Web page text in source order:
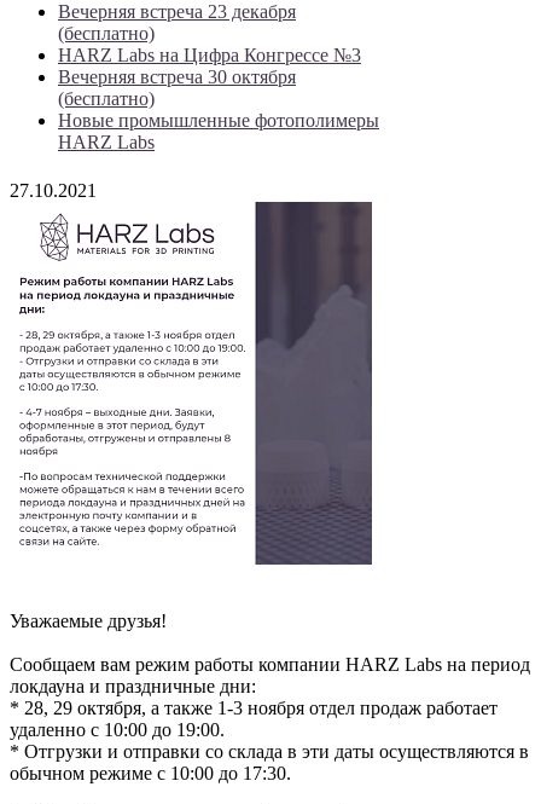
Вечерняя встреча 23 декабря
(бесплатно)
HARZ Labs на Цифра Конгрессе №3
Вечерняя встреча 30 октября
(бесплатно)
Новые промышленные фотополимеры
HARZ Labs
27.10.2021
Уважаемые друзья!
Сообщаем вам режим работы компании HARZ Labs на период
локдауна и праздничные дни:
* 28, 29 октября, а также 1-3 ноября отдел продаж работает
удаленно с 10:00 до 19:00.
* Отгрузки и отправки со склада в эти даты осуществляются в
обычном режиме с 10:00 до 17:30.